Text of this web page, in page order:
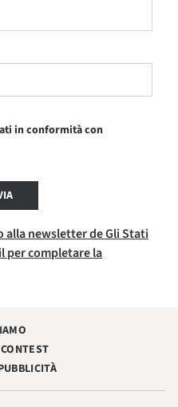
in conformità con
alla newsletter de Gli Stati
per completare la